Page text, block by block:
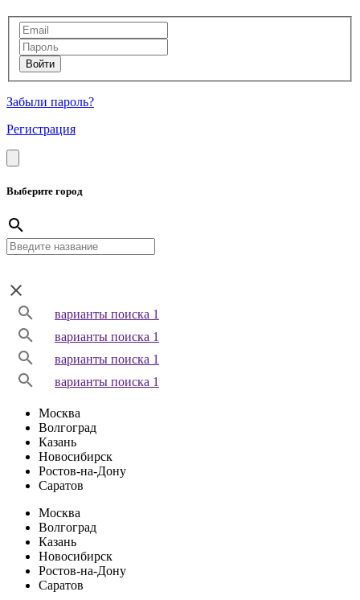
Забыли пароль?
Регистрация
Выберите город
варианты поиска 1
варианты поиска 1
варианты поиска 1
варианты поиска 1
Москва
Волгоград
Казань
Новосибирск
Ростов-на-Дону
Саратов
Москва
Волгоград
Казань
Новосибирск
Ростов-на-Дону
Саратов